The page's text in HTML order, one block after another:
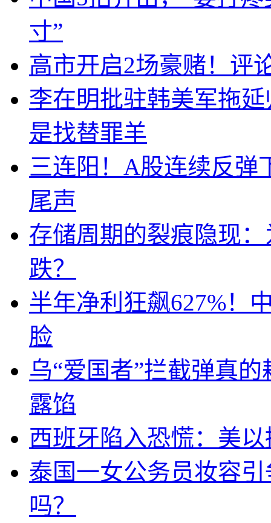
寸”
高市开启2场豪赌！评
李在明批驻韩美军拖
是找替罪羊
三连阳！A股连续反弹
尾声
存储周期的裂痕隐现
跌？
半年净利狂飙627%！
脸
乌“爱国者”拦截弹真
露馅
西班牙陷入恐慌：美
泰国一女公务员妆容
吗？